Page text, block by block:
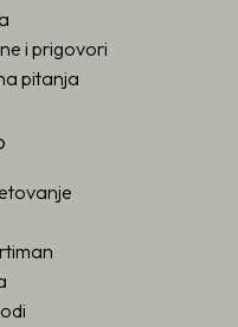
i prigovori
pitanja